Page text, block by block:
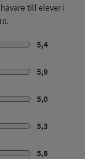
till elever i
5,4
5,9
5,0
5,3
5,8